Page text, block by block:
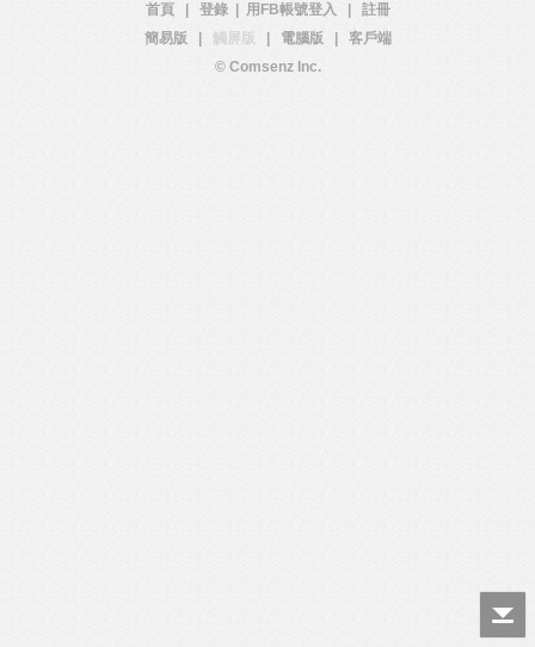
首頁 登錄 用FB帳號登入
註冊
簡易版
觸屏版 電腦版
客戶端
© Comsenz Inc.